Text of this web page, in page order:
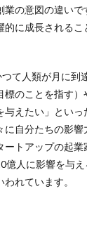
業の意図の違い
的に成長される
て人類が月に到
標のことを指す）
与えたい」といっ
に自分たちの影響
トアップの起業
億人に影響を与
れています。